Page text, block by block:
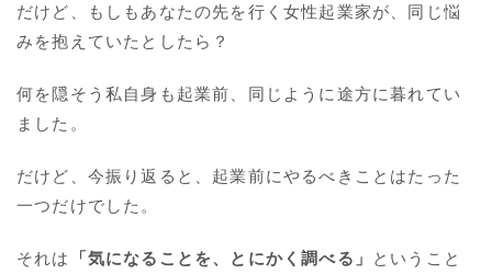
だけど、もしもあなたの先を行く女性起業家が、同じ悩
みを抱えていたとしたら？
何を隠そう私自身も起業前、同じように途方に暮れてい
ました。
だけど、今振り返ると、起業前にやるべきことはたった
一つだけでした。
それは 「気になることを、とにかく調べる」
ということ